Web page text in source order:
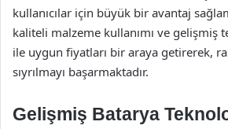
kullanıcılar için büyük bir avantaj
kaliteli malzeme kullanımı ve gelişmiş
ile uygun fiyatları bir araya getirerek,
sıyrılmayı başarmaktadır.
Gelişmiş Batarya